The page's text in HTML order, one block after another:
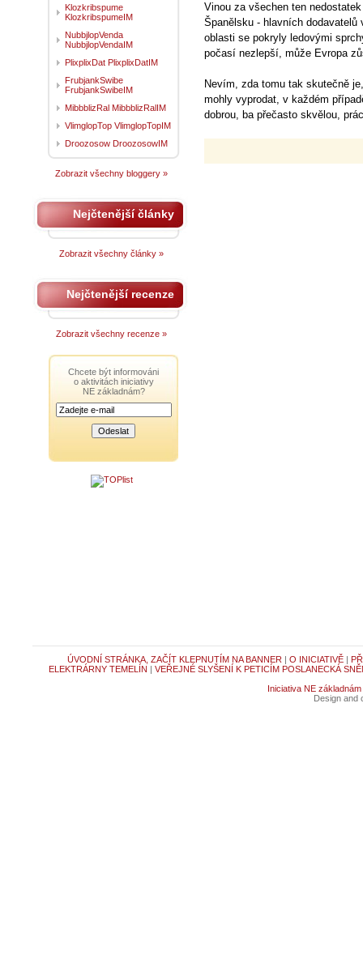
Vinou za všechen ten
Španělsku - hlavních
oblasti se pokryly ledovými
počasí nezlepší, může Evropa
Nevím, zda tomu tak skutečně
mohly vyprodat, v každém
dobrou, ba přečasto skvělou,
Klozkribspume
KlozkribspumeIM
NubbjlopVenda
NubbjlopVendaIM
PlixplixDat PlixplixDatIM
FrubjankSwibe
FrubjankSwibeIM
MibbblizRal MibbblizRalIM
VlimglopTop VlimglopTopIM
Droozosow DroozosowIM
Zobrazit všechny bloggery »
Nejčtenější články
Zobrazit všechny články »
Nejčtenější recenze
Zobrazit všechny recenze »
Chcete být informováni
o aktivitách iniciativy
NE základnám?
ÚVODNÍ STRÁNKA, ZAČÍT KLEPNUTÍM NA BANNER | O INICIATIVĚ|
ELEKTRÁRNY TEMELÍN | VEŘEJNÉ SLYŠENÍ K PETICÍM POSLANECKÁ
Iniciativa NE základnám
Design and